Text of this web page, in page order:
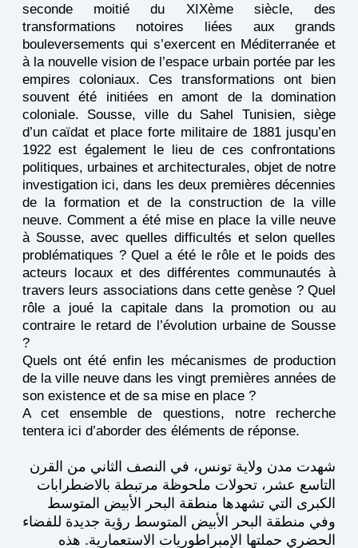
seconde moitié du XIXème siècle, des
transformations notoires liées aux grands
bouleversements qui s’exercent en Méditerranée et
à la nouvelle vision de l’espace urbain portée par les
empires coloniaux. Ces transformations ont bien
souvent été initiées en amont de la domination
coloniale. Sousse, ville du Sahel Tunisien, siège
d’un caïdat et place forte militaire de 1881 jusqu’en
1922 est également le lieu de ces confrontations
politiques, urbaines et architecturales, objet de notre
investigation ici, dans les deux premières décennies
de la formation et de la construction de la ville
neuve. Comment a été mise en place la ville neuve
à Sousse, avec quelles difficultés et selon quelles
problématiques ? Quel a été le rôle et le poids des
acteurs locaux et des différentes communautés à
travers leurs associations dans cette genèse ? Quel
rôle a joué la capitale dans la promotion ou au
contraire le retard de l’évolution urbaine de Sousse
?
Quels ont été enfin les mécanismes de production
de la ville neuve dans les vingt premières années de
son existence et de sa mise en place ?
A cet ensemble de questions, notre recherche
tentera ici d’aborder des éléments de réponse.
شهدت مدن ولاية تونس، في النصف الثاني من القرن
التاسع عشر، تحولات ملحوظة مرتبطة بالاضطرابات
الكبرى التي تشهدها منطقة البحر الأبيض المتوسط
وفي منطقة البحر الأبيض المتوسط رؤية جديدة للفضاء
الحضري حملتها الإمبراطوريات الاستعمارية. هذه